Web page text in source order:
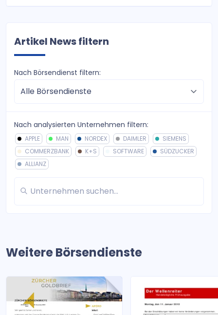
Artikel News filtern
Nach Börsendienst filtern:
Nach analysierten Unternehmen filtern:
APPLE MAN NORDEX DAIMLER
SIEMENS
COMMERZBANK
K+S SOFTWARE
SÜDZUCKER
ALLIANZ
Weitere Börsendienste